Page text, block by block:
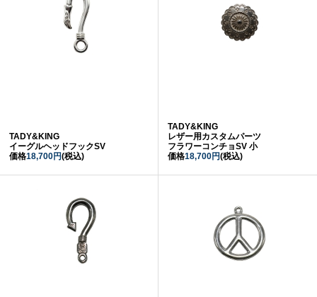
TADY&KING
イーグルヘッドフックSV
価格18,700円(税込)
TADY&KING
レザー用カスタムパーツ
フラワーコンチョSV 小
価格18,700円(税込)